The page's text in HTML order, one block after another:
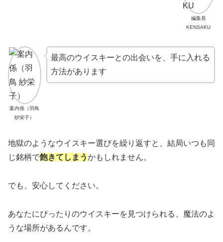
編集長
KENSAKU
案内係（羽鳥
紗栄子）
最高のウイスキーとの出会いを、手に入れる
方法があります
地獄のようなウイスキー選びを繰り返すと、結局いつも同
じ銘柄で飽きてしまうかもしれません。
でも、安心してください。
あなたにぴったりのウイスキーを見つけられる、魔法のよ
うな場所があるんです。